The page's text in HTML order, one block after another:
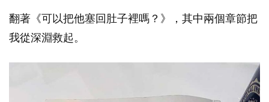
翻著《可以把他塞回肚子裡嗎？》，其中兩個章節把
我從深淵救起。